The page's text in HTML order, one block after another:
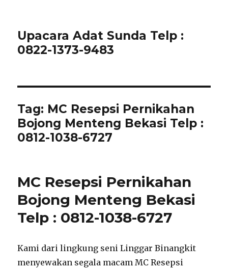
Upacara Adat Sunda Telp :
0822-1373-9483
Tag: MC Resepsi Pernikahan
Bojong Menteng Bekasi Telp :
0812-1038-6727
MC Resepsi Pernikahan
Bojong Menteng Bekasi
Telp : 0812-1038-6727
Kami dari lingkung seni Linggar Binangkit
menyewakan segala macam MC Resepsi